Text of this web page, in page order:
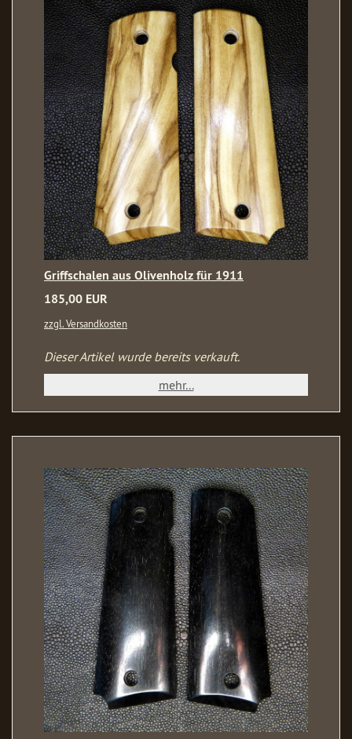
Griffschalen aus Olivenholz für 1911
185,00 EUR
zzgl. Versandkosten
Dieser Artikel wurde bereits verkauft.
mehr...